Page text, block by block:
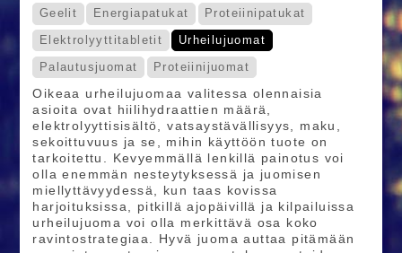
Geelit Energiapatukat
Proteiinipatukat
Elektrolyyttitabletit
Urheilujuomat
Palautusjuomat
Proteiinijuomat
Oikeaa urheilujuomaa valitessa olennaisia
asioita ovat hiilihydraattien määrä,
elektrolyyttisisältö, vatsaystävällisyys, maku,
sekoittuvuus ja se, mihin käyttöön tuote on
tarkoitettu. Kevyemmällä lenkillä painotus voi
olla enemmän nesteytyksessä ja juomisen
miellyttävyydessä, kun taas kovissa
harjoituksissa, pitkillä ajopäivillä ja kilpailuissa
urheilujuoma voi olla merkittävä osa koko
ravintostrategiaa. Hyvä juoma auttaa pitämään